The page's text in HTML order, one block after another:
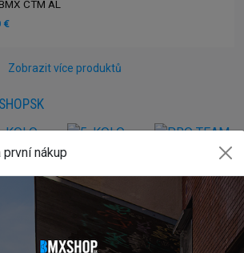
CTM AL
€
Zobrazit více produktů
nákup